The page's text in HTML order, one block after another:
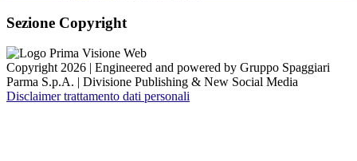
Sezione Copyright
Copyright 2026 | Engineered and powered by Gruppo Spaggiari
Parma S.p.A. | Divisione Publishing & New Social Media
Disclaimer trattamento dati personali